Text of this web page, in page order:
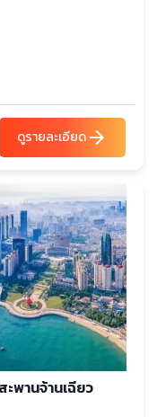
ดูรายละเอียดarrow_forward
ะพานจ้านเฉียว